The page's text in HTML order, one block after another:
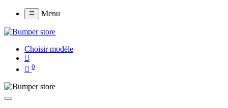
Menu
Choisir modèle
0